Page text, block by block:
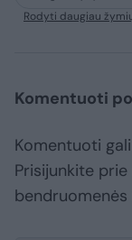
Rodyti daugiau
Komentuoti
Komentuoti
Prisijunkite